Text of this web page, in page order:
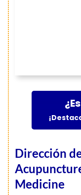
Dirección
Medicine